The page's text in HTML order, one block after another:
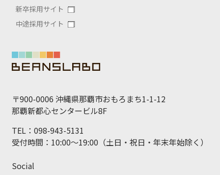
新卒採用サイト
中途採用サイト
〒900-0006 沖縄県那覇市おもろまち1-1-12
那覇新都心センタービル8F
TEL：098-943-5131
受付時間：10:00～19:00（土日・祝日・年末年始除く）
Social